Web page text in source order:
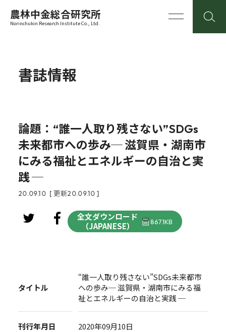
農林中金総合研究所
Norinchukin Research Institute Co., Ltd.
書誌情報
論題：“誰一人取り残さない”SDGs
未来都市への歩み─ 滋賀県・湖南市
にみる福祉とエネルギーの自治と実
践 ─
20.09.10 [ 更新20.09.10 ]
全文ダウンロード
（JAPANESE）
867.1KB
タイトル
“誰一人取り残さない”SDGs未来都市
への歩み─ 滋賀県・湖南市にみる福
祉とエネルギーの自治と実践 ─
刊行年月日 2020年09月10日